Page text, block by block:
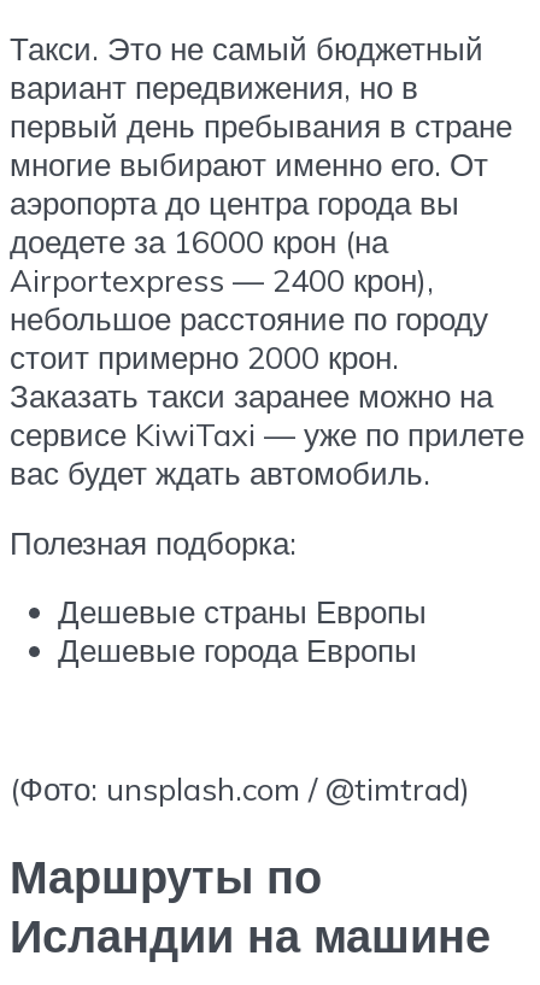
Такси. Это не самый бюджетный
вариант передвижения, но в
первый день пребывания в стране
многие выбирают именно его. От
аэропорта до центра города вы
доедете за 16000 крон (на
Airportexpress — 2400 крон),
небольшое расстояние по городу
стоит примерно 2000 крон.
Заказать такси заранее можно на
сервисе KiwiTaxi — уже по прилете
вас будет ждать автомобиль.
Полезная подборка:
Дешевые страны Европы
Дешевые города Европы
(Фото: unsplash.com / @timtrad)
Маршруты по
Исландии на машине